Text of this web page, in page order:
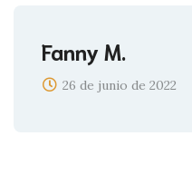
Fanny M.
26 de junio de 2022